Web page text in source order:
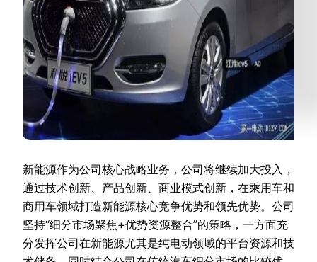
新能源作为公司核心战略业务，公司将继续加大投入，
通过技术创新、产品创新、商业模式创新，在乘用车和
商用车领域打造新能源核心竞争优势和领先优势。公司
坚持“细分市场聚焦+优势资源整合”的策略，一方面充
分发挥公司在新能源尤其是纯电动领域的平台资源和技